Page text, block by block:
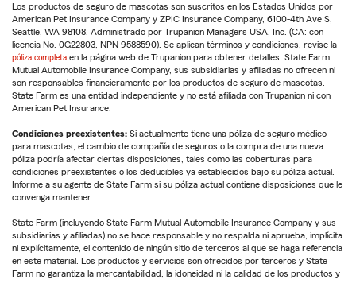
Los productos de seguro de mascotas son suscritos en los Estados Unidos por
American Pet Insurance Company y ZPIC Insurance Company, 6100-4th Ave S,
Seattle, WA 98108. Administrado por Trupanion Managers USA, Inc. (CA: con
licencia No. 0G22803, NPN 9588590). Se aplican términos y condiciones, revise la
póliza completa en la página web de Trupanion para obtener detalles. State Farm
Mutual Automobile Insurance Company, sus subsidiarias y afiliadas no ofrecen ni
son responsables financieramente por los productos de seguro de mascotas.
State Farm es una entidad independiente y no está afiliada con Trupanion ni con
American Pet Insurance.
Condiciones preexistentes: Si actualmente tiene una póliza de seguro médico
para mascotas, el cambio de compañía de seguros o la compra de una nueva
póliza podría afectar ciertas disposiciones, tales como las coberturas para
condiciones preexistentes o los deducibles ya establecidos bajo su póliza actual.
Informe a su agente de State Farm si su póliza actual contiene disposiciones que le
convenga mantener.
State Farm (incluyendo State Farm Mutual Automobile Insurance Company y sus
subsidiarias y afiliadas) no se hace responsable y no respalda ni aprueba, implícita
ni explícitamente, el contenido de ningún sitio de terceros al que se haga referencia
en este material. Los productos y servicios son ofrecidos por terceros y State
Farm no garantiza la mercantabilidad, la idoneidad ni la calidad de los productos y